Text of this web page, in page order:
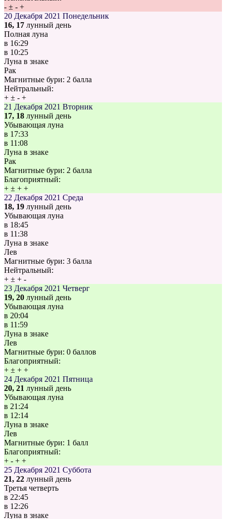
- ± - +
20 Декабря 2021 Понедельник
16, 17 лунный день
Полная луна
в 16:29
в 10:25
Луна в знаке
Рак
Магнитные бури: 2 балла
Нейтральный:
+ ± - +
21 Декабря 2021 Вторник
17, 18 лунный день
Убывающая луна
в 17:33
в 11:08
Луна в знаке
Рак
Магнитные бури: 2 балла
Благоприятный:
+ ± + +
22 Декабря 2021 Среда
18, 19 лунный день
Убывающая луна
в 18:45
в 11:38
Луна в знаке
Лев
Магнитные бури: 3 балла
Нейтральный:
+ ± + -
23 Декабря 2021 Четверг
19, 20 лунный день
Убывающая луна
в 20:04
в 11:59
Луна в знаке
Лев
Магнитные бури: 0 баллов
Благоприятный:
+ ± + +
24 Декабря 2021 Пятница
20, 21 лунный день
Убывающая луна
в 21:24
в 12:14
Луна в знаке
Лев
Магнитные бури: 1 балл
Благоприятный:
+ - + +
25 Декабря 2021 Суббота
21, 22 лунный день
Третья четверть
в 22:45
в 12:26
Луна в знаке